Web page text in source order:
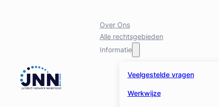
Over Ons
Alle rechtsgebieden
Informatie
Veelgestelde vragen
Werkwijze